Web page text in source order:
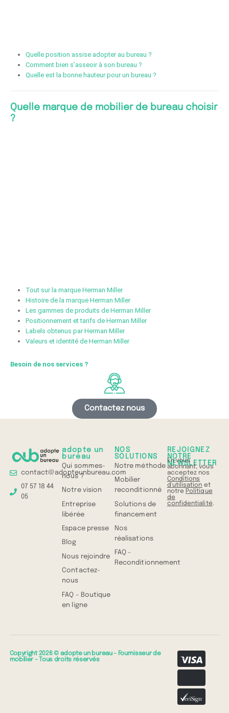
Quelle position assise adopter au bureau ?
Comment bien s’asseoir à son bureau ?
Quelle est la bonne hauteur pour un bureau ?
Quelle marque de mobilier de bureau choisir
?
Tout sur la marque Herman Miller
Histoire de la marque Herman Miller
Les gammes de produits de Herman Miller
Positionnement et tarifs de Herman Miller
Labels obtenus par Herman Miller
Valeurs et identité de Herman Miller
Besoin de nos services ?
Contactez nous
contact@adopteunbureau.com
07 57 18 44
05
adopte un
bureau
Qui sommes-
nous ?
Notre vision
Entreprise
libérée
Espace presse
Blog
Nous rejoindre
Contactez-
nous
FAQ – Boutique
en ligne
NOS
SOLUTIONS
Notre méthode
Mobilier
reconditionné
Solutions de
financement
Nos
réalisations
FAQ -
Reconditionnement
REJOIGNEZ
NOTRE
NEWSLETTER
En vous
abonnant, vous
acceptez nos
Conditions
d'utilisation et
notre Politique
de
confidentialité.
Copyright 2026 © adopte un bureau – Fournisseur de
mobilier – Tous droits réservés